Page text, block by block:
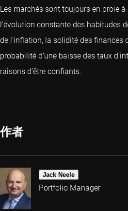
Les marchés sont toujours en proie à
l’évolution constante des habitudes
de l’inflation, la solidité des finances
probabilité d’une baisse des taux
raisons d’être confiants.
作者
Jack Neele
Portfolio Manager